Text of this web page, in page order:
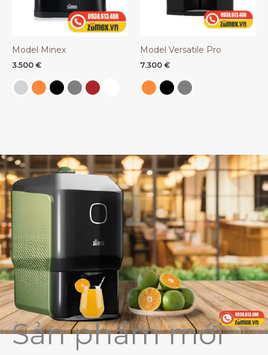
Model Minex
3.500 €
Model Versatile Pro
7.300 €
Sản phẩm mới